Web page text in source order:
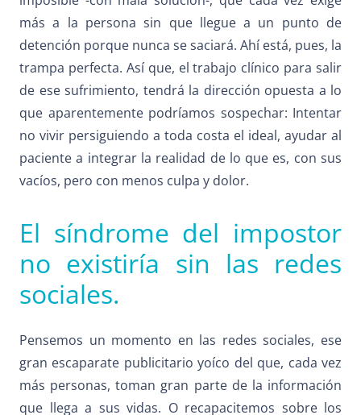
más a la persona sin que llegue a un punto de
detención porque nunca se saciará. Ahí está, pues, la
trampa perfecta. Así que, el trabajo clínico para salir
de ese sufrimiento, tendrá la dirección opuesta a lo
que aparentemente podríamos sospechar: Intentar
no vivir persiguiendo a toda costa el ideal, ayudar al
paciente a integrar la realidad de lo que es, con sus
vacíos, pero con menos culpa y dolor.
El síndrome del impostor
no existiría sin las redes
sociales.
Pensemos un momento en las redes sociales, ese
gran escaparate publicitario yoíco del que, cada vez
más personas,toman gran parte de la información
que llega a sus vidas. O recapacitemos sobre los